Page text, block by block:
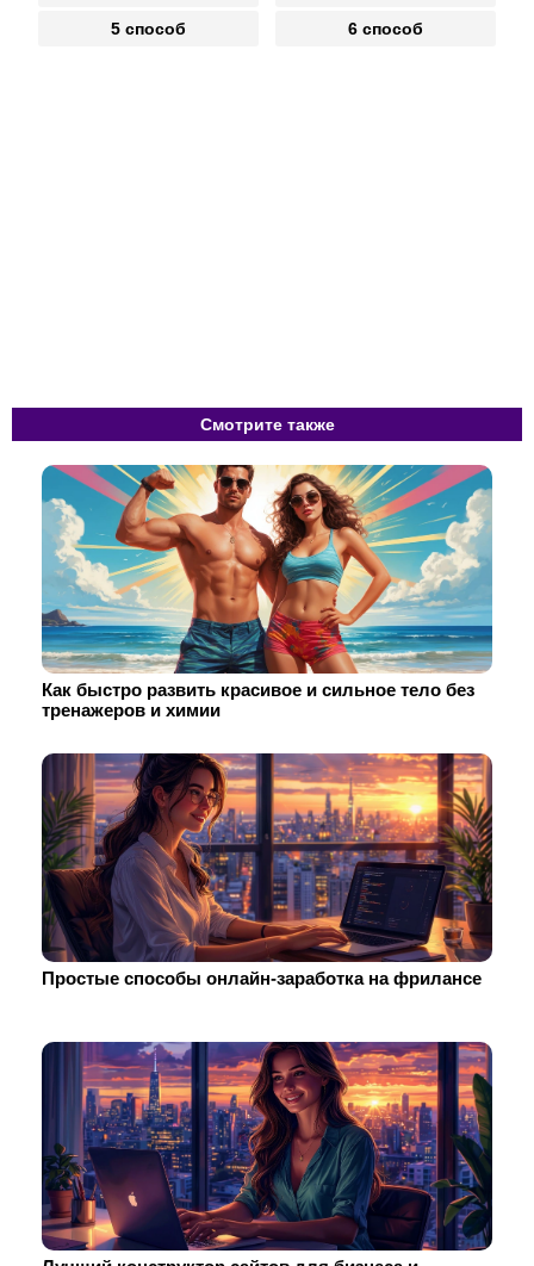
5 способ 6 способ
Смотрите также
Как быстро развить красивое и сильное тело без
тренажеров и химии
Простые способы онлайн-заработка на фрилансе